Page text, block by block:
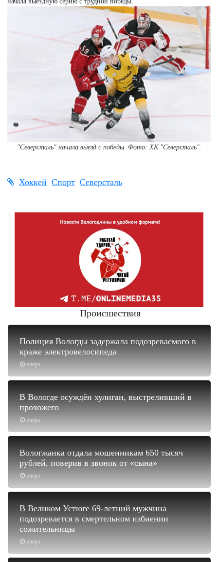
"Северсталь" начала выезд с победы. Фото: ХК "Северсталь".
Хоккей Спорт Северсталь
Происшествия
вчера
Полиция Вологды задержала подозреваемого в
краже электровелосипеда
вчера
В Вологде осуждён хулиган, выстреливший в
прохожего
вчера
Вологжанка отдала мошенникам 650 тысяч
рублей, поверив в звонок от «сына»
вчера
В Великом Устюге 69-летний мужчина
подозревается в смертельном избиении
сожительницы